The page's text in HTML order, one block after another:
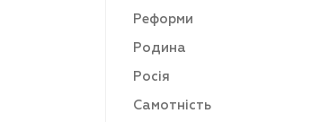
Реформи
Родина
Росія
Самотність